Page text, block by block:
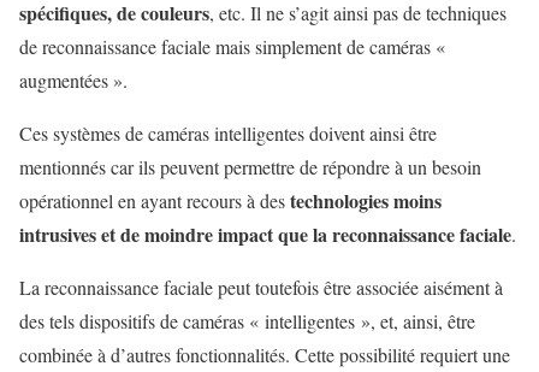
spécifiques, de couleurs, etc. Il ne s’agit ainsi pas de techniques
de reconnaissance faciale mais simplement de caméras «
augmentées ».
Ces systèmes de caméras intelligentes doivent ainsi être
mentionnés car ils peuvent permettre de répondre à un besoin
opérationnel en ayant recours à destechnologiesmoins
intrusives et de moindre impact que la reconnaissance faciale.
La reconnaissance faciale peut toutefois être associée aisément à
des tels dispositifs de caméras « intelligentes », et, ainsi, être
combinée à d’autres fonctionnalités. Cette possibilité requiert une